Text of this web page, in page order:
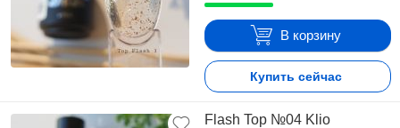
В корзину
Купить сейчас
Flash Top №04 Klio